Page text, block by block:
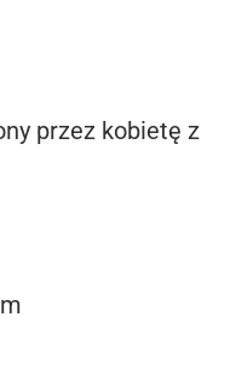
przez kobietę z